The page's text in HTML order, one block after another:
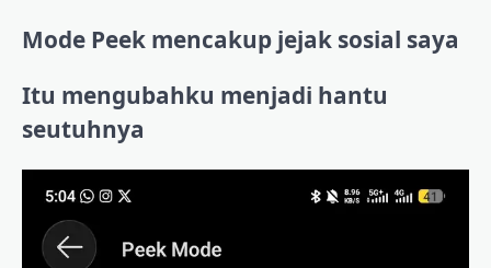
Mode Peek mencakup jejak sosial saya
Itu mengubahku menjadi hantu
seutuhnya